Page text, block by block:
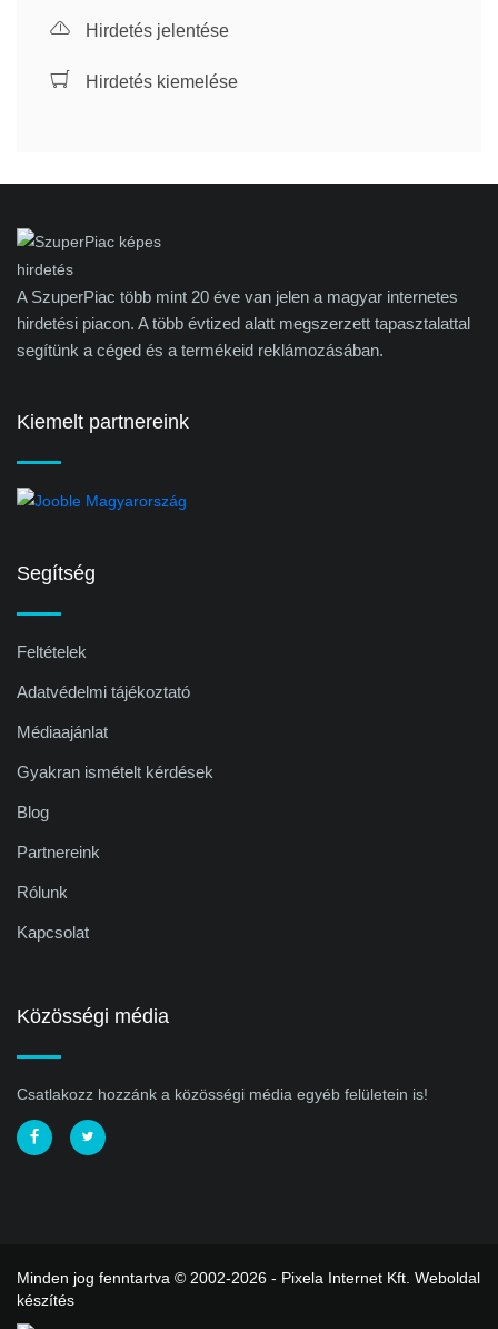
Hirdetés jelentése
Hirdetés kiemelése
A SzuperPiac több mint 20 éve van jelen a magyar internetes
hirdetési piacon. A több évtized alatt megszerzett tapasztalattal
segítünk a céged és a termékeid reklámozásában.
Kiemelt partnereink
Segítség
Feltételek
Adatvédelmi tájékoztató
Médiaajánlat
Gyakran ismételt kérdések
Blog
Partnereink
Rólunk
Kapcsolat
Közösségi média
Csatlakozz hozzánk a közösségi média egyéb felületein is!
Minden jog fenntartva © 2002-2026 - Pixela Internet Kft. Weboldal
készítés